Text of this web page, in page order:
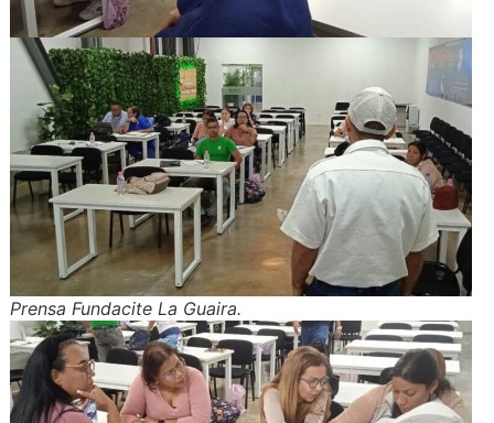
Prensa Fundacite La Guaira.